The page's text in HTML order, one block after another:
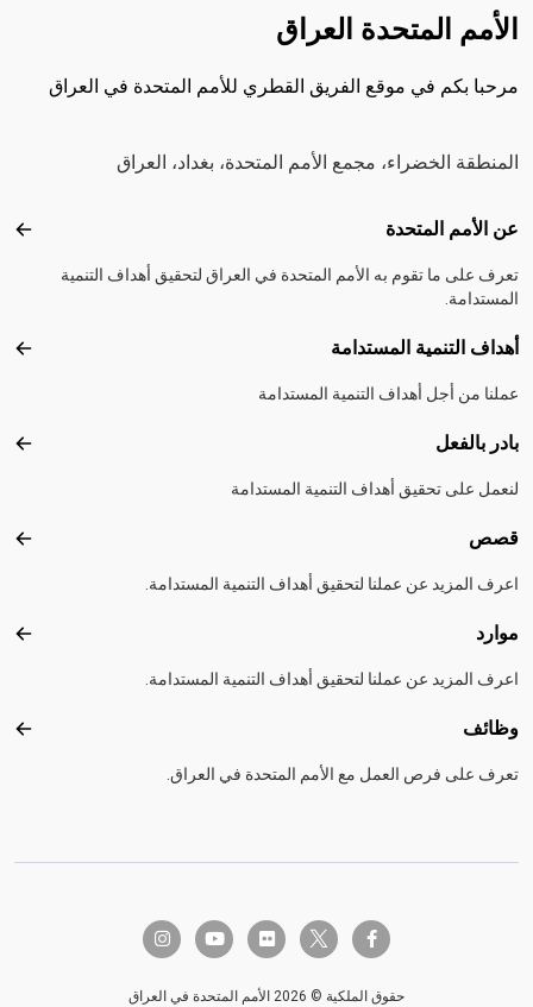
الأمم المتحدة العراق
مرحبا بكم في موقع الفريق القطري للأمم المتحدة في العراق
المنطقة الخضراء، مجمع الأمم المتحدة، بغداد، العراق
Footer menu
عن الأمم المتحدة عن
تعرف على ما تقوم به الأمم المتحدة في العراق لتحقيق أهداف التنمية
المستدامة.
أهداف التنمية المستدامة
عملنا من أجل أهداف التنمية المستدامة
بادر بالفعل
لنعمل على تحقيق أهداف التنمية المستدامة
قصص
اعرف المزيد عن عملنا لتحقيق أهداف التنمية المستدامة.
موارد
اعرف المزيد عن عملنا لتحقيق أهداف التنمية المستدامة.
وظائف
تعرف على فرص العمل مع الأمم المتحدة في العراق.
facebook-f
twitter-x
flickr
youtube
instagram
حقوق الملكية © 2026 الأمم المتحدة في العراق